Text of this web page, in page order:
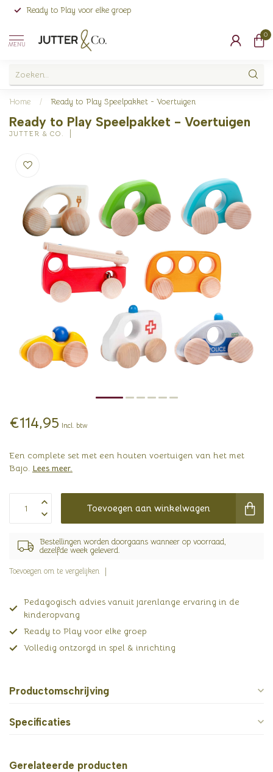
Ready to Play voor elke groep
MENU
0
Home / Ready to Play Speelpakket - Voertuigen
Ready to Play Speelpakket - Voertuigen
JUTTER & CO.
€114,95 Incl. btw
Een complete set met een houten voertuigen van het met
Bajo. Lees meer.
Toevoegen aan winkelwagen
Bestellingen worden doorgaans wanneer op voorraad,
dezelfde week geleverd.
Toevoegen om te vergelijken
Pedagogisch advies vanuit jarenlange ervaring in de
kinderopvang
Ready to Play voor elke groep
Volledig ontzorgd in spel & inrichting
Productomschrijving
Specificaties
Gerelateerde producten